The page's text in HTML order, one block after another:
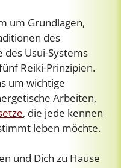
um Grundlagen,
des
des Usui-Systems
Reiki-Prinzipien.
um wichtige
Arbeiten,
, die jede kennen
leben möchte.
und Dich zu Hause